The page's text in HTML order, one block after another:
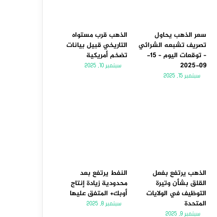
سعر الذهب يحاول
تصريف تشبعه الشرائي
– توقعات اليوم – 15-
09-2025
سبتمبر 15, 2025
الذهب قرب مستواه
التاريخي قبيل بيانات
تضخم أمريكية
سبتمبر 10, 2025
الذهب يرتفع بفعل
القلق بشأن وتيرة
التوظيف في الولايات
المتحدة
سبتمبر 9, 2025
النفط يرتفع بعد
محدودية زيادة إنتاج
أوبك+ المتفق عليها
سبتمبر 8, 2025